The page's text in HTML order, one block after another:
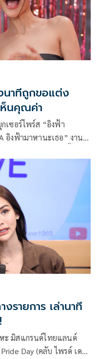
นาทีถูกขอแต่ง
นคุณค่า
เซอร์ไพร์ส “อิงฟ้า
อิงฟ้ามาหานะเธอ” งานนี้
เจ้าสาวสุดเซ็กซี่ ปู ไปรยา
รายการ เล่านาที
ะ มิสแกรนด์ไทยแลนด์
Day (คลับ ไพรด์ เดย์)